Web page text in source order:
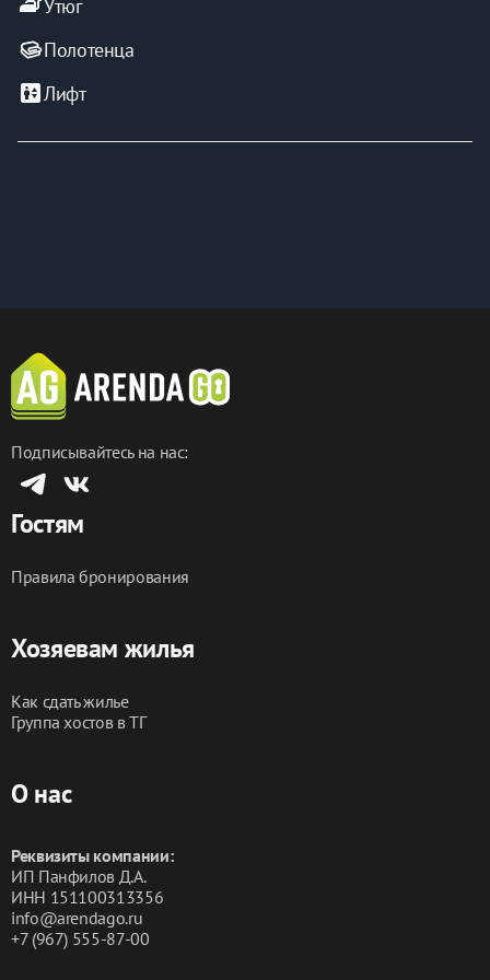
+500р в сутки
ironУтюг
Полотенца
elevatorЛифт
Подписывайтесь на нас:
Гостям
Правила бронирования
Хозяевам жилья
Как сдать жилье
Группа хостов в ТГ
О нас
Реквизиты компании:
ИП Панфилов Д.А.
ИНН 151100313356
info@arendago.ru
+7 (967) 555-87-00